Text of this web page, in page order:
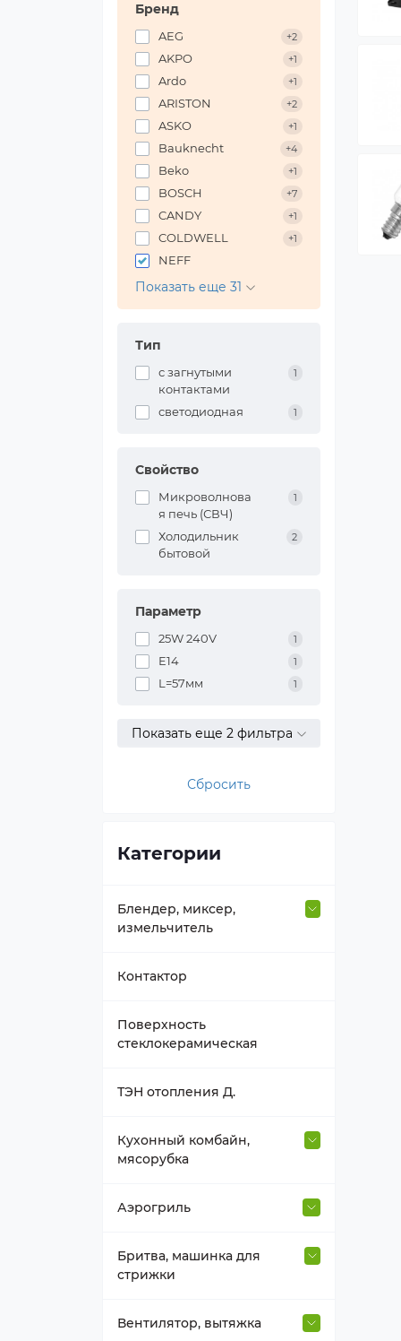
Бренд
AEG +2
AKPO +1
Ardo +1
ARISTON +2
ASKO +1
Bauknecht +4
Beko +1
BOSCH +7
CANDY +1
COLDWELL +1
NEFF
Показать еще 31
Тип
с загнутыми
контактами
1
светодиодная 1
Свойство
Микроволнова
я печь (СВЧ)
1
Холодильник
бытовой
2
Параметр
25W 240V 1
E14 1
L=57мм 1
Показать еще 2 фильтра
Сбросить
Категории
Блендер, миксер,
измельчитель
Втулка вала
Держатель насадок
Нож к блендеру
Прочее для блендера,
Редуктор-крышка блендера
Редуктор-крышка
Контактор
Поверхность
стеклокерамическая
ТЭН отопления Д.
Кухонный комбайн,
мясорубка
Венчик, взбиватель
Втулка для насадок
Аэрогриль
Термостат, таймер, мотор
аэрогриля
ТЭН аэрогриля
Бритва, машинка для
стрижки
Насадка-гребень, нож
Вентилятор, вытяжка